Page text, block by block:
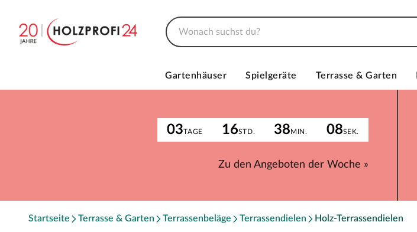
Gartenhäuser Spielgeräte Terrasse & Garten
03TAGE 16STD. 38MIN. 08SEK.
Zu den Angeboten der Woche »
Startseite Terrasse & Garten Terrassenbeläge Terrassendielen Holz-Terrassendielen